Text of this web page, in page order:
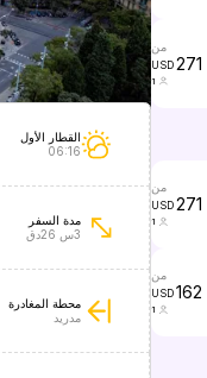
من
271
1
من
271
1
من
162
1
القطار الأول
06:16
مدة السفر
3س 26دق
محطة المغادرة
مدريد